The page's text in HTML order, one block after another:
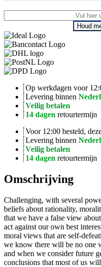
Houd
Op werkdagen voor
Levering binnen
Veilig betalen
14 dagen retourtermijn
Voor 12:00 besteld,
Levering binnen
Veilig betalen
14 dagen retourtermijn
Omschrijving
Challenging, with several
beliefs about rationality,
that we have a false view
act against our own best
moral views that are self-
we know there will be no one
and when we consider future
conclusions that most of us